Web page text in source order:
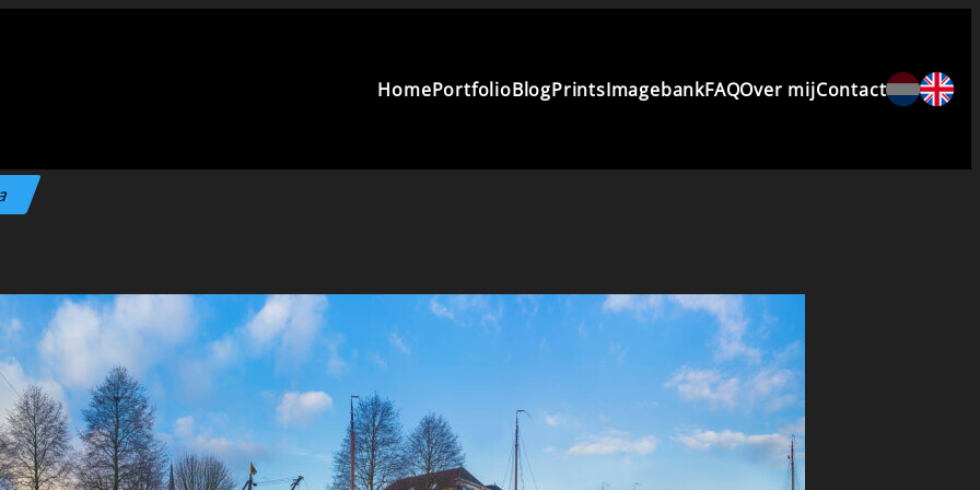
HomePortfolioBlogPrintsImagebankFAQOver mijContact